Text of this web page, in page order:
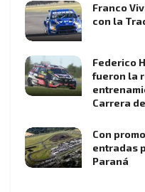
Franco
con la
Federico
fueron la
Carrera
Con
entradas
Paraná